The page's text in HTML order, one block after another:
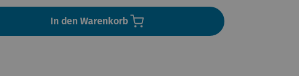
In den Warenkorb